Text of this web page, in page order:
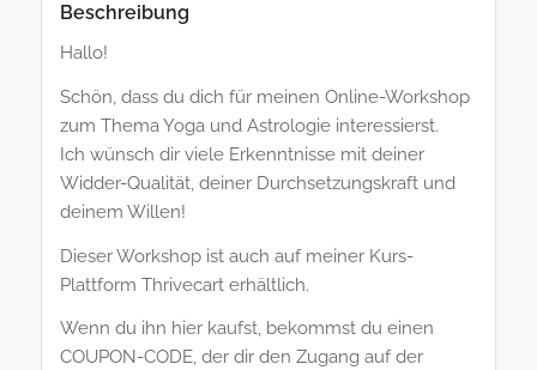
Beschreibung
Hallo!
Schön, dass du dich für meinen Online-Workshop
zum Thema Yoga und Astrologie interessierst.
Ich wünsch dir viele Erkenntnisse mit deiner
Widder-Qualität, deiner Durchsetzungskraft und
deinem Willen!
Dieser Workshop ist auch auf meiner Kurs-
Plattform Thrivecart erhältlich.
Wenn du ihn hier kaufst, bekommst du einen
COUPON-CODE, der dir den Zugang auf der